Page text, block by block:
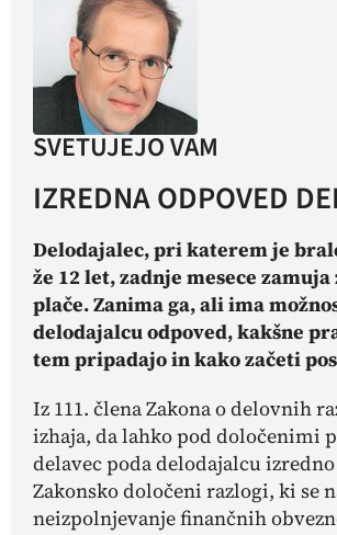
SVETUJEJO VAM
IZREDNA ODPOVED
Delodajalec, pri katerem je
že 12 let, zadnje mesece
plače. Zanima ga, ali ima
delodajalcu odpoved, kakšne
tem pripadajo in kako začeti
Iz 111. člena Zakona o delovnih
izhaja, da lahko pod določenimi
delavec poda delodajalcu
Zakonsko določeni razlogi, ki se
neizpolnjevanje finančnih